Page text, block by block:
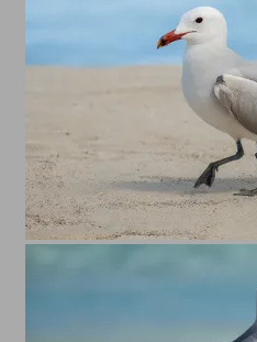
Das Verhalten der
ihr Erscheinungsbild. Während
März und Juli liegt, nisten sie
oder anderen geschützten
liebevoll versorgt und verteidigt,
Bedrohungen. Ihre Rufe, ein
kjaa“, sind an den Küsten
besonderen Atmosphäre dieser
gezeigten Bilder sind übrigens
Mallorca entstanden.